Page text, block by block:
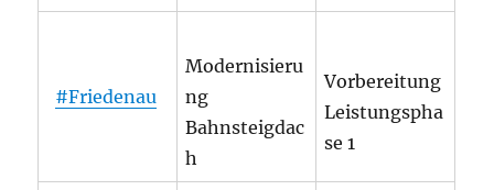
#Friedenau
Modernisieru
ng
Bahnsteigdac
h
Vorbereitung
Leistungspha
se 1